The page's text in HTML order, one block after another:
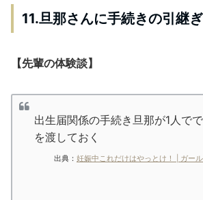
11.旦那さんに手続きの引継
【先輩の体験談】
出生届関係の手続き旦那が1人で
を渡しておく
出典： 妊娠中これだけはやっとけ！ | ガー